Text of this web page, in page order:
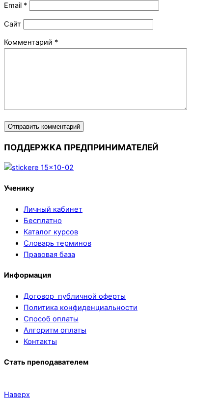
Email *
Сайт
Комментарий *
ПОДДЕРЖКА ПРЕДПРИНИМАТЕЛЕЙ
Ученику
Личный кабинет
Бесплатно
Каталог курсов
Словарь терминов
Правовая база
Информация
Договор публичной оферты
Политика конфиденциальности
Способ оплаты
Алгоритм оплаты
Контакты
Стать преподавателем
Наверх